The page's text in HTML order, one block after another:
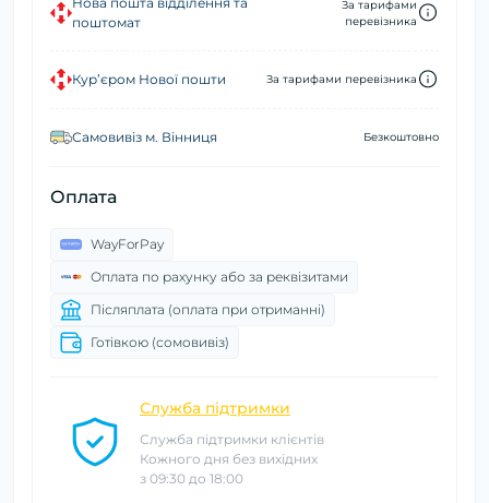
поштомат
За тарифами
перевізника
Кур’єром Нової пошти За тарифами перевізника
Самовивіз м. Вінниця Безкоштовно
Оплата
WayForPay
Оплата по рахунку або за реквізитами
Післяплата (оплата при отриманні)
Готівкою (сомовивіз)
Служба підтримки
Служба підтримки клієнтів
Кожного дня без вихідних
з 09:30 до 18:00